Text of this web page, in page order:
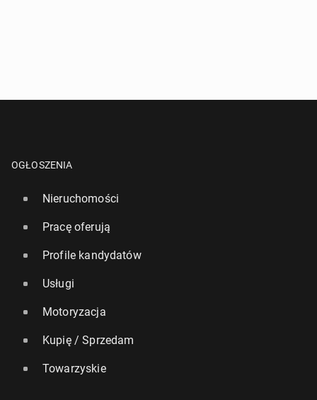
OGŁOSZENIA
Nieruchomości
Pracę oferują
Profile kandydatów
Usługi
Motoryzacja
Kupię / Sprzedam
Towarzyskie